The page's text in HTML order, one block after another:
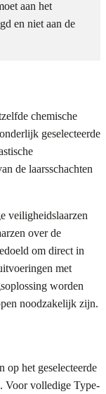
aan het
en niet aan de
chemische
geselecteerde
de laarsschachten
veiligheidslaarzen
over de
om direct in
met
worden
noodzakelijk zijn.
op het geselecteerde
Voor volledige Type-